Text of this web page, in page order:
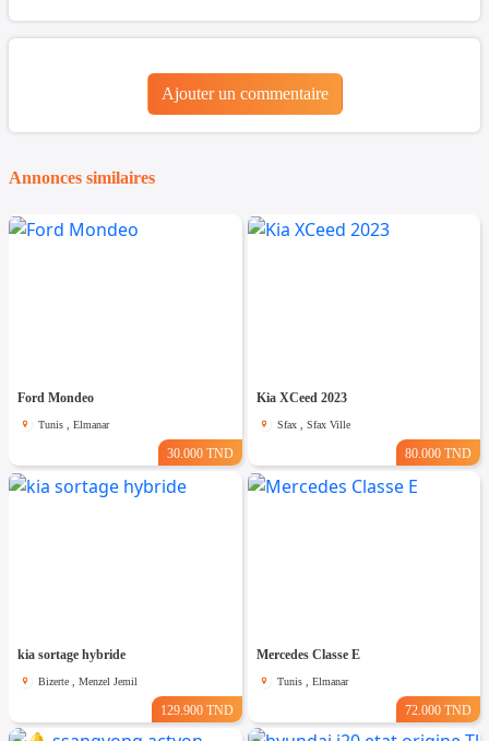
Ajouter un commentaire
Annonces similaires
Ford Mondeo
Tunis , Elmanar
30.000 TND
Kia XCeed 2023
Sfax , Sfax Ville
80.000 TND
kia sortage hybride
Bizerte , Menzel Jemil
129.900 TND
Mercedes Classe E
Tunis , Elmanar
72.000 TND